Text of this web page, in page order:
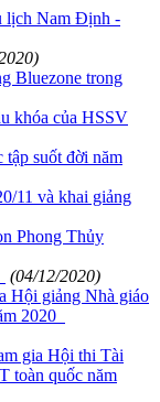
lịch Nam Định -
Bluezone trong
khóa của HSSV
tập suốt đời năm
11 và khai giảng
Phong Thủy
(04/12/2020)
Hội giảng Nhà giáo
2020
gia Hội thi Tài
toàn quốc năm